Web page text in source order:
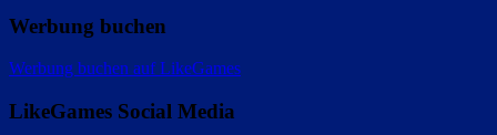
Werbung buchen
Werbung buchen auf LikeGames
LikeGames Social Media